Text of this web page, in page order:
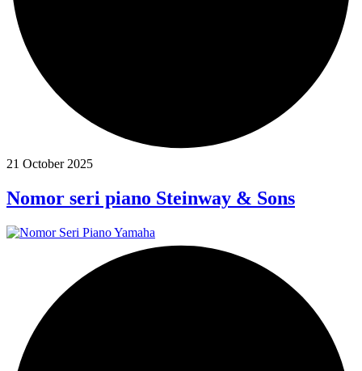
21 October 2025
Nomor seri piano Steinway & Sons